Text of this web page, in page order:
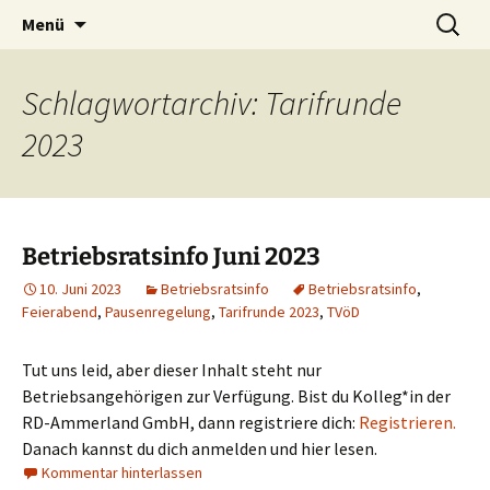
Menü
Suchen
nach:
Schlagwortarchiv: Tarifrunde
2023
Betriebsratsinfo Juni 2023
10. Juni 2023 Betriebsratsinfo Betriebsratsinfo,
Feierabend, Pausenregelung, Tarifrunde 2023, TVöD
Tut uns leid, aber dieser Inhalt steht nur
Betriebsangehörigen zur Verfügung. Bist du Kolleg*in der
RD-Ammerland GmbH, dann registriere dich: Registrieren.
Danach kannst du dich anmelden und hier lesen.
Kommentar hinterlassen